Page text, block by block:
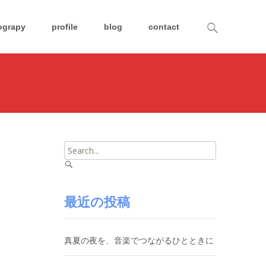
profile blog contact
Search
Search
for:
最近の投稿
真夏の夜を、音楽でつながるひとときに